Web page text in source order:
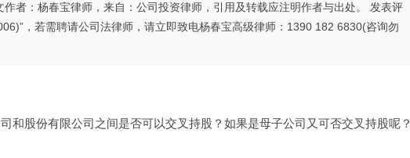
者：杨春宝律师，来自：公司投资律师，引用及转载应注明作者与出处。 发表评
，若需聘请公司法律师，请立即致电杨春宝高级律师：1390 182 6830(咨询勿
和股份有限公司之间是否可以交叉持股？如果是母子公司又可否交叉持股呢？